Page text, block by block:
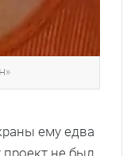
ему едва